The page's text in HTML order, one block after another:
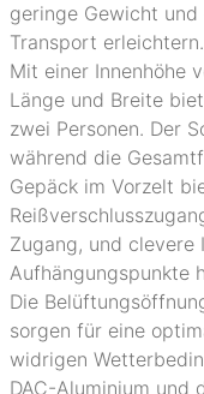
geringe Gewicht
Transport erleichtern.
Mit einer Innenhöhe
Länge und Breite
zwei Personen. Der
während die
Gepäck im Vorzelt
Zugang, und clevere
Aufhängungspunkte
Die
sorgen für eine
widrigen
DAC-Aluminium und